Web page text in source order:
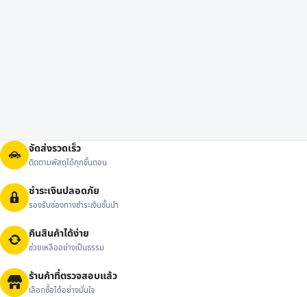
จัดส่งรวดเร็ว
ติดตามพัสดุได้ทุกขั้นตอน
ชำระเงินปลอดภัย
รองรับช่องทางชำระเงินชั้นนำ
คืนสินค้าได้ง่าย
ช่วยเหลืออย่างเป็นธรรม
ร้านค้าที่ตรวจสอบแล้ว
เลือกซื้อได้อย่างมั่นใจ